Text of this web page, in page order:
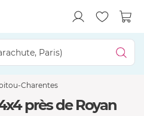
Charentes
près de Royan